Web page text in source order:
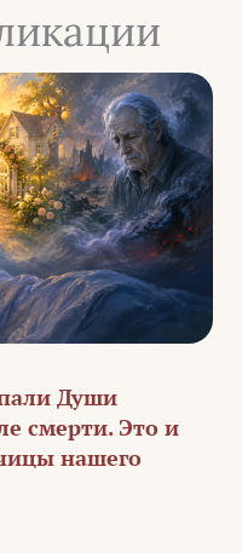
Души
смерти. Это и
нашего